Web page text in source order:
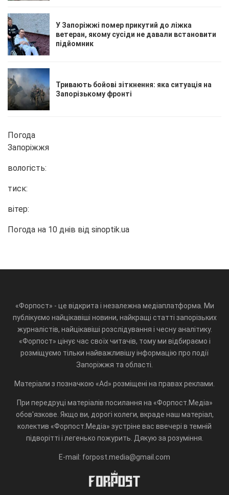
У Запоріжжі помер прикутий до ліжка
ветеран, якому сусіди не давали встановити
підйомник
Тривають бойові зіткнення: яка ситуація на
Запорізькому фронті
Погода
Запоріжжя
вологість:
тиск:
вітер:
Погода на 10 днів від sinoptik.ua
«Форпост» - це відкрита і незалежна медіаплатформа. Ми
публікуємо найцікавіші новини, найкращі статті запорізьких
журналістів, найцікавіші розслідування і чесну аналітику.
«Форпост» цінує час своїх читачів, тому ми відбираємо і
розміщуємо тільки найважливішу інформацію про події
Запоріжжя та області.
Матеріали з позначкою «Ad» розміщені на правах реклами.
При передруці матеріалів посилання на «Форпост.Медіа»
обов'язкове. Якщо ви, дорогі колеги, вкраде наш матеріал,
колектив «Форпост.Медіа» зустріне вас ввечері в темній
підворітті і легенько пожурить. Дякую за розуміння.
E-mail: forpost.media@gmail.com